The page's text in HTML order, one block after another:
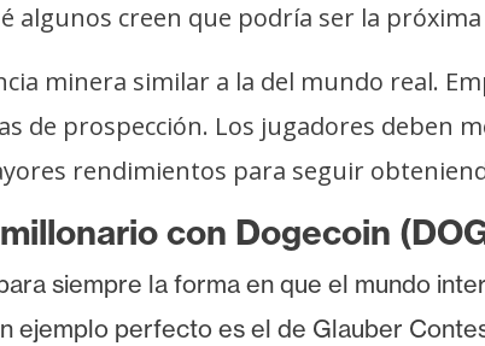
algunos creen que podría ser la próxima
minera similar a la del mundo real.
de prospección. Los jugadores deben
rendimientos para seguir
con Dogecoin
siempre la forma en que el mundo
ejemplo perfecto es el de Glauber